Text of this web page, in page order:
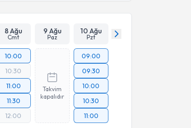
8 Ağu
Cmt
9 Ağu
Paz
10 Ağu
Pzt
10:00
10:30
11:00
11:30
12:00
Takvim
kapalıdır
09:00
09:30
10:00
10:30
11:00